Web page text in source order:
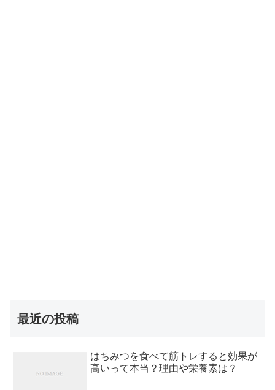
最近の投稿
はちみつを食べて筋トレすると効果が
高いって本当？理由や栄養素は？